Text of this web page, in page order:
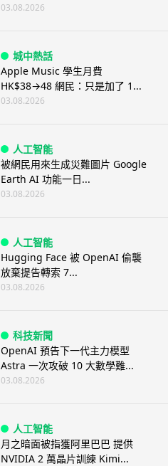
03.08.2026
城中熱話
Apple Music 學生月費
HK$38→48 網民：只是加了 1...
03.08.2026
人工智能
被網民用來生成災難圖片 Google
Earth AI 功能一日...
03.08.2026
人工智能
Hugging Face 被 OpenAI 偷襲
放棄提告轉索 7...
03.08.2026
科技新聞
OpenAI 預告下一代主力模型
Astra 一次攻破 10 大數學難...
03.08.2026
人工智能
月之暗面被指獲阿里巴巴 提供
NVIDIA 2 萬晶片訓練 Kimi...